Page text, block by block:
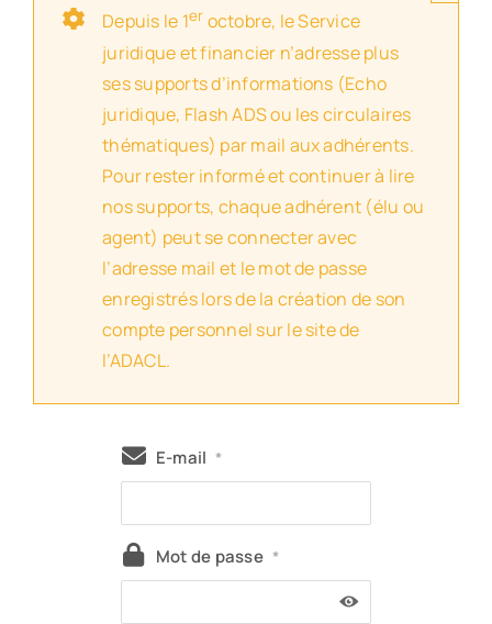
Depuis le 1er octobre, le Service
juridique et financier n’adresse plus
ses supports d’informations (Echo
juridique, Flash ADS ou les circulaires
thématiques) par mail aux adhérents.
Pour rester informé et continuer à lire
nos supports, chaque adhérent (élu ou
agent) peut se connecter avec
l’adresse mail et le mot de passe
enregistrés lors de la création de son
compte personnel sur le site de
l’ADACL.
E-mail *
Mot de passe *